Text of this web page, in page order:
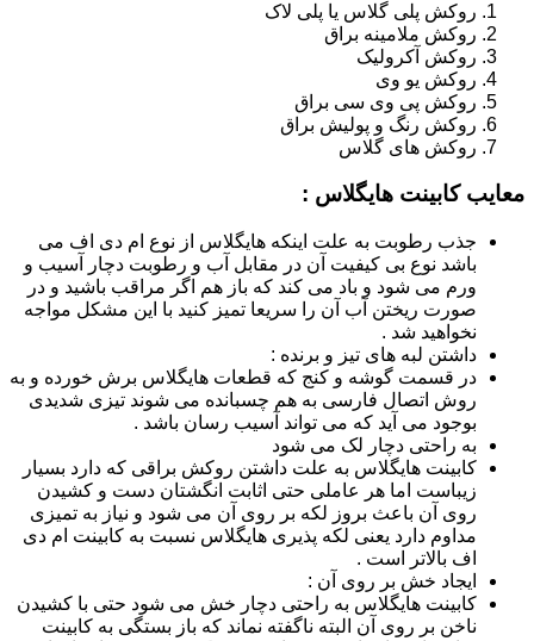
روکش پلی گلاس یا پلی لاک
روکش ملامینه براق
روکش آکرولیک
روکش یو وی
روکش پی وی سی براق
روکش رنگ و پولیش براق
روکش های گلاس
معایب کابینت هایگلاس :
جذب رطوبت به علت اینکه هایگلاس از نوع ام دی اف می
باشد نوع بی کیفیت آن در مقابل آب و رطوبت دچار آسیب و
ورم می شود و باد می کند که باز هم اگر مراقب باشید و در
صورت ریختن آب آن را سریعا تمیز کنید با این مشکل مواجه
نخواهید شد .
داشتن لبه های تیز و برنده :
در قسمت گوشه و کنج که قطعات هایگلاس برش خورده و به
روش اتصال فارسی به هم چسبانده می شوند تیزی شدیدی
بوجود می آید که می تواند آسیب رسان باشد .
به راحتی دچار لک می شود
کابینت هایگلاس به علت داشتن روکش براقی که دارد بسیار
زیباست اما هر عاملی حتی اثابت انگشتان دست و کشیدن
روی آن باعث بروز لکه بر روی آن می شود و نیاز به تمیزی
مداوم دارد یعنی لکه پذیری هایگلاس نسبت به کابینت ام دی
اف بالاتر است .
ایجاد خش بر روی آن :
کابینت هایگلاس به راحتی دچار خش می شود حتی با کشیدن
ناخن بر روی آن البته ناگفته نماند که باز بستگی به کابینت